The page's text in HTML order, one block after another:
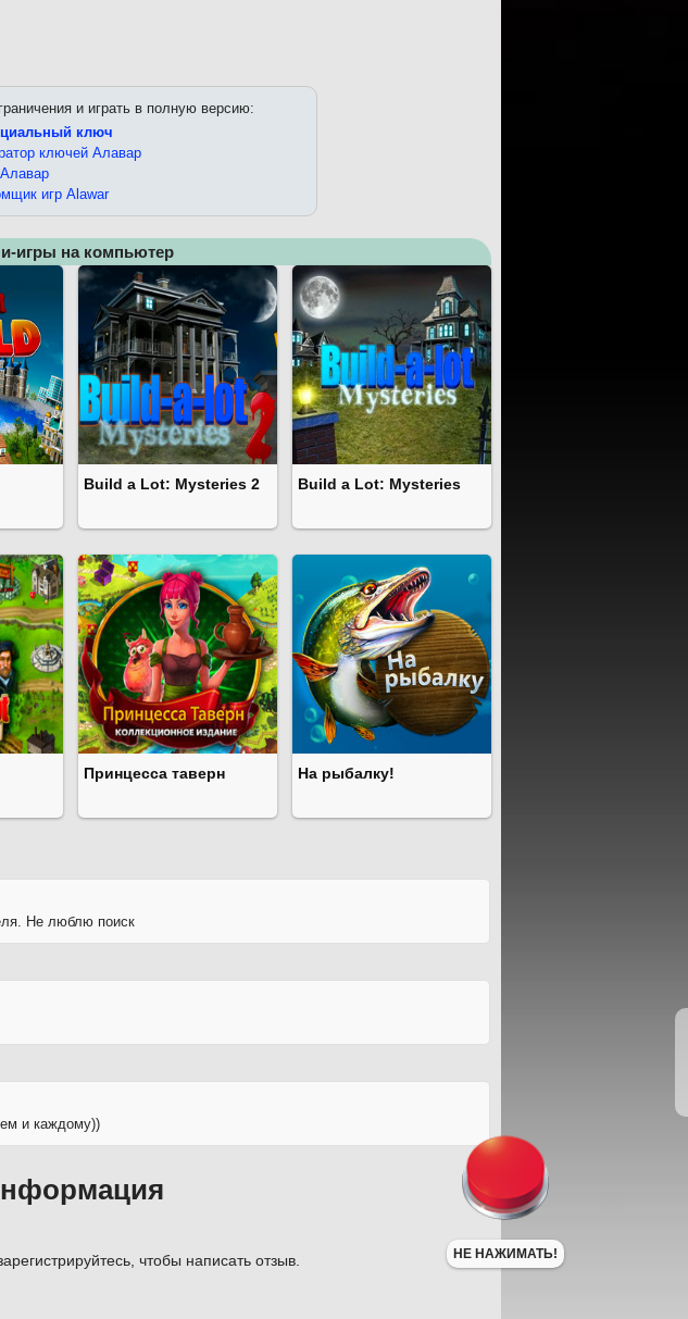
и играть в полную версию:
ключ
ключей Алавар
игр Alawar
игры на компьютер
Build a Lot: Mysteries 2 Build a Lot: Mysteries
Принцесса таверн На рыбалку!
Не люблю поиск
и каждому))
чтобы написать отзыв. НЕ НАЖИМАТЬ!